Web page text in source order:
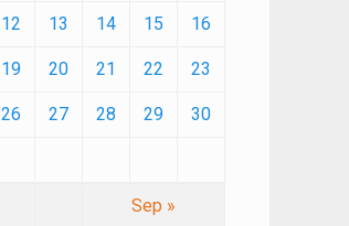
12 13 14 15 16
19 20 21 22 23
26 27 28 29 30
Sep »